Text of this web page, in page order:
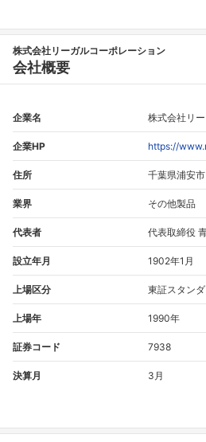
株式会社リーガルコーポレーション
会社概要
企業名 株式会社リ
企業HP https://
住所 千葉県浦安
業界 その他製品
代表者 代表取締役
設立年月 1902年1月
上場区分 東証スタン
上場年 1990年
証券コード 7938
決算月 3月